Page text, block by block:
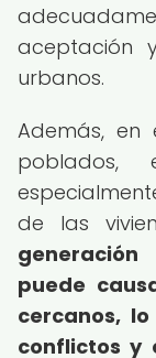
aceptación
urbanos.
Además, en
de las
puede
cercanos,
conflictos y